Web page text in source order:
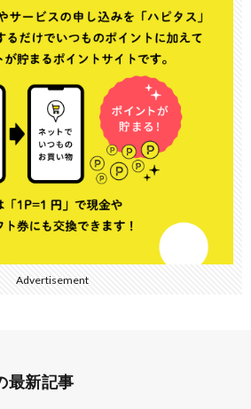
Advertisement
最新記事